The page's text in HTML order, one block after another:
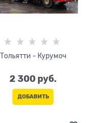
Тольятти - Курумоч
2 300 руб.
ДОБАВИТЬ